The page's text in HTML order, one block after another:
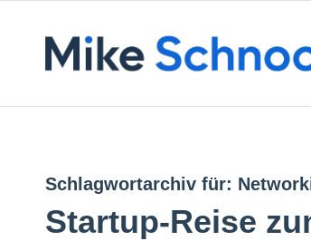
Schlagwortarchiv für:
Startup-Reise